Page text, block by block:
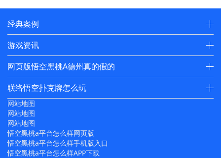
经典案例
游戏资讯
网页版悟空黑桃A德州真的假的
联络悟空扑克牌怎么玩
网站地图
网站地图
网站地图
悟空黑桃a平台怎么样网页版
悟空黑桃a平台怎么样手机版入口
悟空黑桃a平台怎么样APP下载